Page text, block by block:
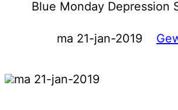
Blue Monday Depression
ma 21-jan-2019
ma 21-jan-2019